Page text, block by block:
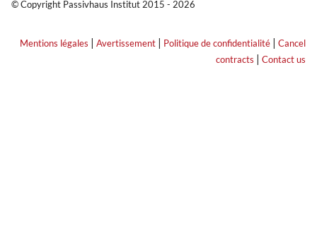
© Copyright Passivhaus Institut 2015 - 2026
Mentions légales | Avertissement | Politique de confidentialité | Cancel
contracts | Contact us